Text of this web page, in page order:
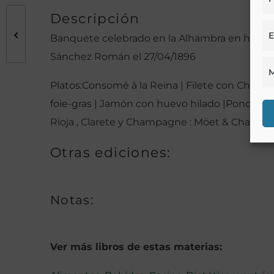
Descripción
Banquete celebrado en la Alhambra en hor
Sánchez Román el 27/04/1896
Platos:Consomé à la Reina | Filete con
foie-gras | Jamón con huevo hilado |Ponche
Rioja , Clarete y Champagne : Möet &
Otras ediciones:
Notas:
Ver más libros de estas materias: